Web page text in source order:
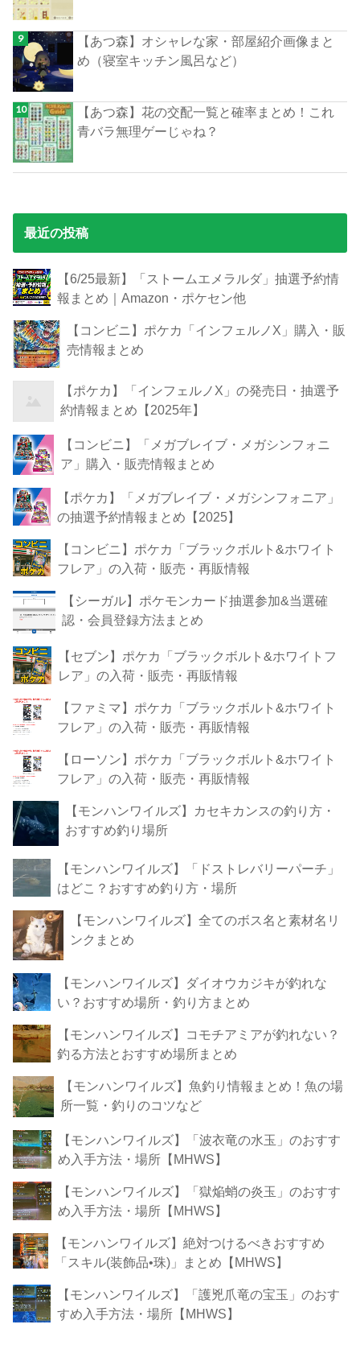
【あつ森】オシャレな家・部屋紹介画像まと
め（寝室キッチン風呂など）
【あつ森】花の交配一覧と確率まとめ！これ
青バラ無理ゲーじゃね？
最近の投稿
【6/25最新】「ストームエメラルダ」抽選予約情
報まとめ｜Amazon・ポケセン他
【コンビニ】ポケカ「インフェルノX」購入・販
売情報まとめ
【ポケカ】「インフェルノX」の発売日・抽選予
約情報まとめ【2025年】
【コンビニ】「メガブレイブ・メガシンフォニ
ア」購入・販売情報まとめ
【ポケカ】「メガブレイブ・メガシンフォニア」
の抽選予約情報まとめ【2025】
【コンビニ】ポケカ「ブラックボルト&ホワイト
フレア」の入荷・販売・再販情報
【シーガル】ポケモンカード抽選参加&当選確
認・会員登録方法まとめ
【セブン】ポケカ「ブラックボルト&ホワイトフ
レア」の入荷・販売・再販情報
【ファミマ】ポケカ「ブラックボルト&ホワイト
フレア」の入荷・販売・再販情報
【ローソン】ポケカ「ブラックボルト&ホワイト
フレア」の入荷・販売・再販情報
【モンハンワイルズ】カセキカンスの釣り方・
おすすめ釣り場所
【モンハンワイルズ】「ドストレバリーパーチ」
はどこ？おすすめ釣り方・場所
【モンハンワイルズ】全てのボス名と素材名リ
ンクまとめ
【モンハンワイルズ】ダイオウカジキが釣れな
い？おすすめ場所・釣り方まとめ
【モンハンワイルズ】コモチアミアが釣れない？
釣る方法とおすすめ場所まとめ
【モンハンワイルズ】魚釣り情報まとめ！魚の場
所一覧・釣りのコツなど
【モンハンワイルズ】「波衣竜の水玉」のおすす
め入手方法・場所【MHWS】
【モンハンワイルズ】「獄焔蛸の炎玉」のおすす
め入手方法・場所【MHWS】
【モンハンワイルズ】絶対つけるべきおすすめ
「スキル(装飾品•珠)」まとめ【MHWS】
【モンハンワイルズ】「護兇爪竜の宝玉」のおす
すめ入手方法・場所【MHWS】